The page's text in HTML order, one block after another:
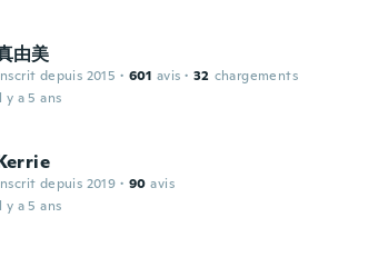
由美
depuis 2015 · 601 avis · 32 chargements
y a 5 ans
depuis 2019 · 90 avis
y a 5 ans